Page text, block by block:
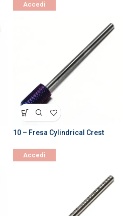
Accedi
10 – Fresa Cylindrical Crest
Accedi